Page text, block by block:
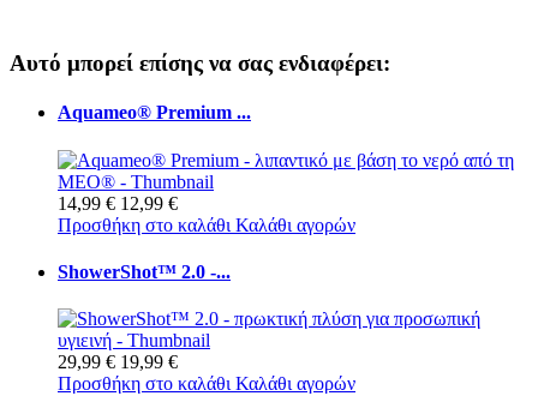
Αυτό μπορεί επίσης να σας ενδιαφέρει:
Aquameo® Premium ...
14,99 € 12,99 €
Προσθήκη στο καλάθι Καλάθι αγορών
ShowerShot™ 2.0 -...
29,99 € 19,99 €
Προσθήκη στο καλάθι Καλάθι αγορών